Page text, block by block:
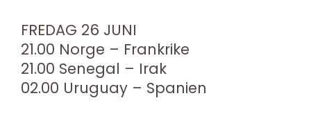
FREDAG 26 JUNI
21.00 Norge – Frankrike
21.00 Senegal – Irak
02.00 Uruguay – Spanien